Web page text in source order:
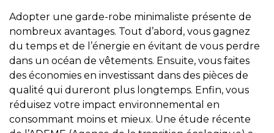
Adopter une garde-robe minimaliste présente de
nombreux avantages. Tout d’abord, vous gagnez
du temps et de l’énergie en évitant de vous perdre
dans un océan de vêtements. Ensuite, vous faites
des économies en investissant dans des pièces de
qualité qui dureront plus longtemps. Enfin, vous
réduisez votre impact environnemental en
consommant moins et mieux. Une étude récente